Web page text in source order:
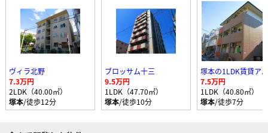
ヴィラ北野
7.3万円
2LDK（40.00㎡）
塚本/徒歩12分
ブロッサム十三
9.5万円
1LDK（47.70㎡）
塚本/徒歩10分
塚本の1LDK賃貸ア
7.5万円
1LDK（40.80㎡）
塚本/徒歩7分